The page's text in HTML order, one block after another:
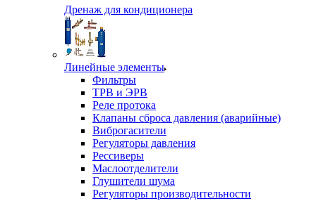
Дренаж для кондиционера
Линейные элементы
Фильтры
ТРВ и ЭРВ
Реле протока
Клапаны сброса давления (аварийные)
Виброгасители
Регуляторы давления
Рессиверы
Маслоотделители
Глушители шума
Регуляторы производительности